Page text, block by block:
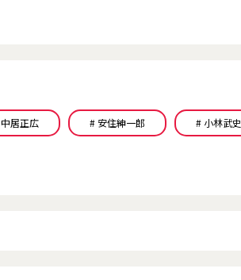
居正広 # 安住紳一郎 # 小林武史